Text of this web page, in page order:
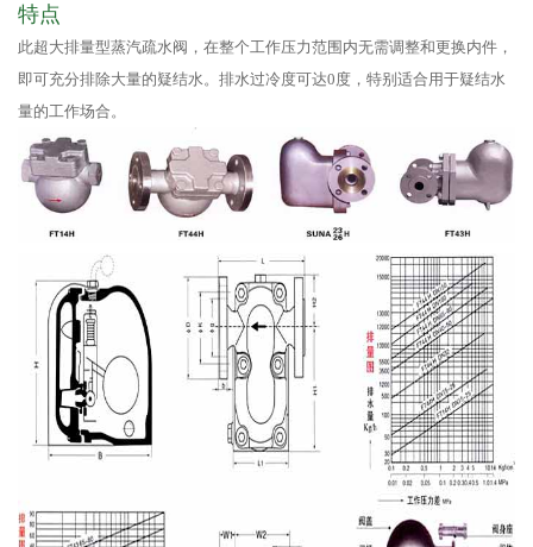
特点
此超大排量型蒸汽疏水阀，在整个工作压力范围内无需调整和更换内件，
即可充分排除大量的疑结水。排水过冷度可达0度，特别适合用于疑结水
量的工作场合。